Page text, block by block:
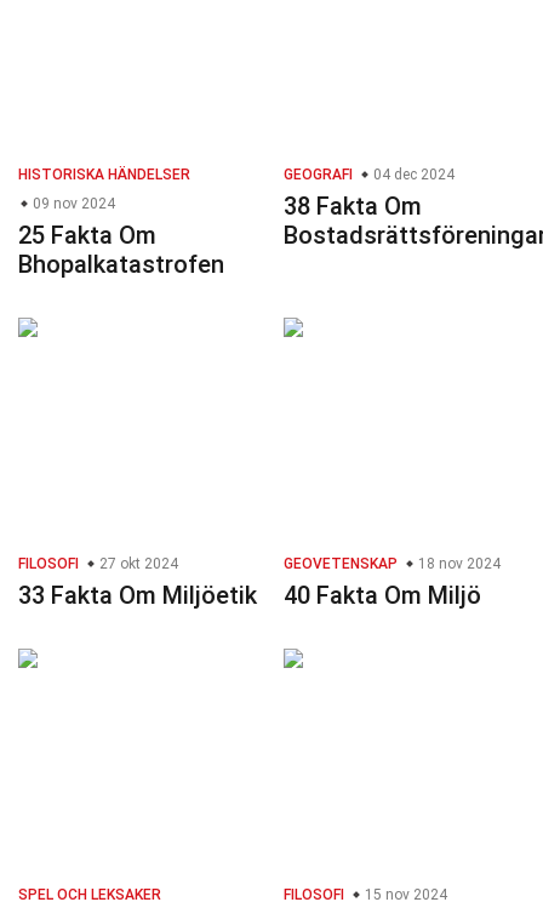
HISTORISKA HÄNDELSER
09 nov 2024
25 Fakta Om
Bhopalkatastrofen
GEOGRAFI 04 dec 2024
38 Fakta Om
FILOSOFI 27 okt 2024
33 Fakta Om Miljöetik
GEOVETENSKAP 18 nov 2024
40 Fakta Om Miljö
SPEL OCH LEKSAKER FILOSOFI 15 nov 2024